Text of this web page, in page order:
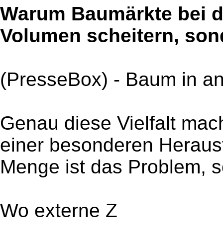
Warum Baumärkte bei
Volumen scheitern,
(PresseBox) - Baum in
Genau diese Vielfalt
einer besonderen
Menge ist das Problem,
Wo externe Z